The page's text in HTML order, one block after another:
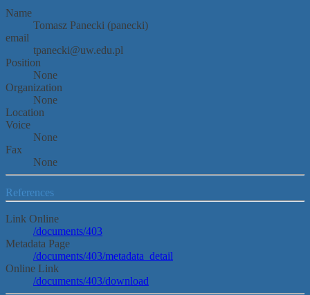
Name
Tomasz Panecki (panecki)
email
tpanecki@uw.edu.pl
Position
None
Organization
None
Location
Voice
None
Fax
None
References
Link Online
/documents/403
Metadata Page
/documents/403/metadata_detail
Online Link
/documents/403/download